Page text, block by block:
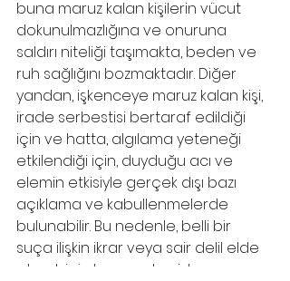
buna maruz kalan kişilerin vücut
dokunulmazlığına ve onuruna
saldırı niteliği taşımakta, beden ve
ruh sağlığını bozmaktadır. Diğer
yandan, işkenceye maruz kalan kişi,
irade serbestisi bertaraf edildiği
için ve hatta, algılama yeteneği
etkilendiği için, duyduğu acı ve
elemin etkisiyle gerçek dışı bazı
açıklama ve kabullenmelerde
bulunabilir. Bu nedenle, belli bir
suça ilişkin ikrar veya sair delil elde
etmek için başvurulan işkence,